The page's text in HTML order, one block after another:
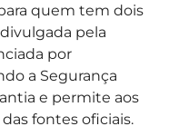
quem tem dois
pela
por
a Segurança
e permite aos
fontes oficiais.